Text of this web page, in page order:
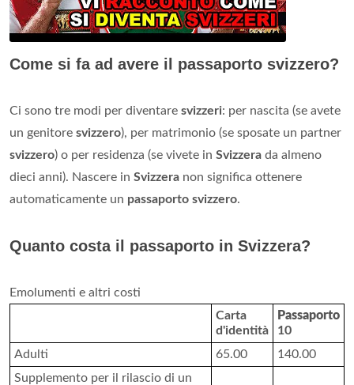
Come si fa ad avere il passaporto svizzero?
Ci sono tre modi per diventare svizzeri: per nascita (se avete
un genitore svizzero), per matrimonio (se sposate un partner
svizzero) o per residenza (se vivete in Svizzera da almeno
dieci anni). Nascere in Svizzera non significa ottenere
automaticamente un passaporto svizzero.
Quanto costa il passaporto in Svizzera?
Emolumenti e altri costi
Carta
d'identità
Passaporto
10
Adulti
65.00
140.00
Supplemento per il rilascio di un